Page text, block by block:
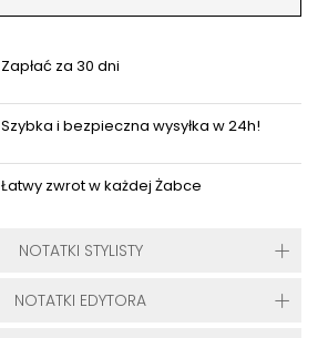
Zapłać za 30 dni
Szybka i bezpieczna wysyłka w 24h!
Łatwy zwrot w każdej Żabce
NOTATKI STYLISTY
NOTATKI EDYTORA